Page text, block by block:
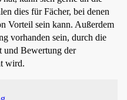
dies für Fächer, bei denen
Vorteil sein kann. Außerdem
vorhanden sein, durch die
und Bewertung der
wird.